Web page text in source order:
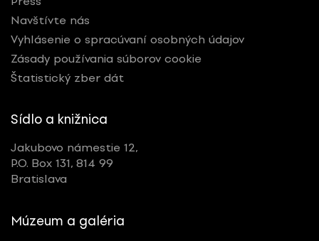
Navštívte nás
Vyhlásenie o spracúvaní osobných údajov
Zásady používania súborov cookie
Štatistický zber dát
Sídlo a knižnica
Jakubovo námestie 12,
P.O. Box 131, 814 99
Bratislava
Múzeum a galéria